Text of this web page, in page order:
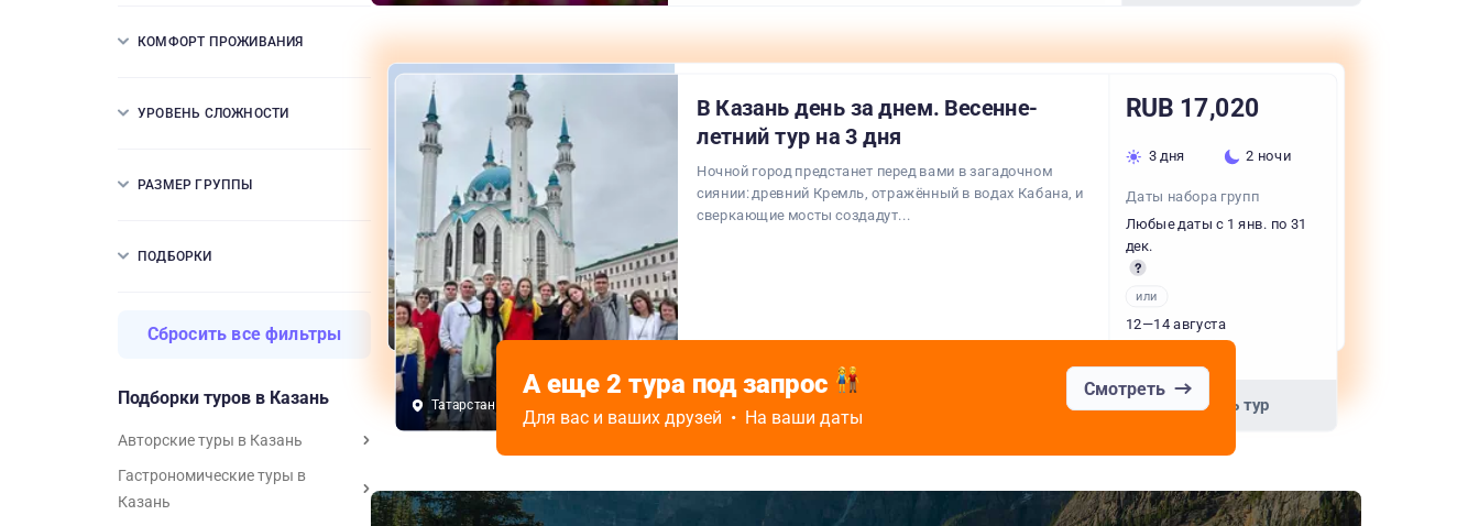
КОМФОРТ ПРОЖИВАНИЯ
УРОВЕНЬ СЛОЖНОСТИ
РАЗМЕР ГРУППЫ
ПОДБОРКИ
Сбросить все фильтры
Подборки туров в Казань
Авторские туры в Казань
Гастрономические туры в
Казань
А еще 2 тура под запрос
Для вас и ваших друзей • На ваши даты
Смотреть
Татарстан
Зима,
В Казань день за днем. Весенне-
летний тур на 3 дня
Ночной город предстанет перед вами в загадочном
сиянии: древний Кремль, отражённый в водах Кабана, и
сверкающие мосты создадут...
Сложность Проживание и комфорт
Средний
RUB 17,020
3 дня 2 ночи
Даты набора групп
Любые даты с 1 янв. по 31
дек.
или
12—14 августа
Смотреть тур
Татарстан, Марий Эл
Лето,
Осень,
Зима,
Весна